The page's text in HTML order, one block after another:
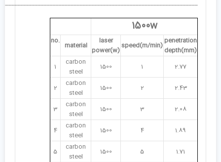
1500w
penetration
depth(mm)
speed(m/min)
laser
power(w)
material
no.
2.77
1
1500
carbon
steel
1
2.43
2
1500
carbon
steel
2
2.08
3
1500
carbon
steel
3
1.89
4
1500
carbon
steel
4
1.71
5
1500
carbon
steel
5